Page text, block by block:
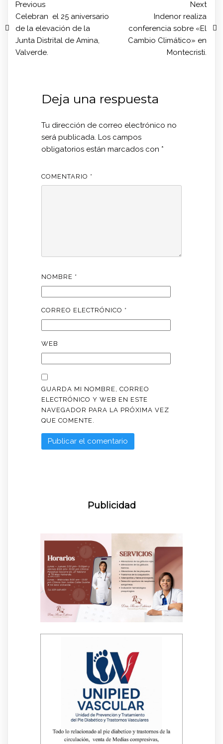
Previous
Celebran el 25 aniversario
de la elevación de la
Junta Distrital de Amina,
Valverde.
Next
Indenor realiza
conferencia sobre «El
Cambio Climático» en
Montecristi.
Deja una respuesta
Tu dirección de correo electrónico no
será publicada. Los campos
obligatorios están marcados con *
COMENTARIO *
NOMBRE *
CORREO ELECTRÓNICO *
WEB
GUARDA MI NOMBRE, CORREO
ELECTRÓNICO Y WEB EN ESTE
NAVEGADOR PARA LA PRÓXIMA VEZ
QUE COMENTE.
Publicidad